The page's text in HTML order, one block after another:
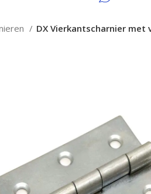
DX Vierkantscharnier met